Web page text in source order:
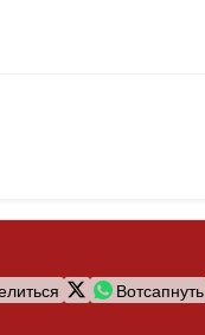
Вотсапнуть